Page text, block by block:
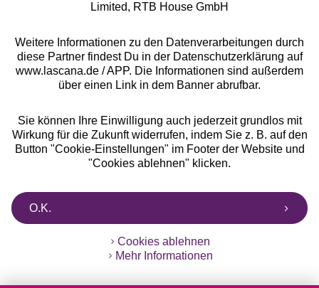
Limited, RTB House GmbH
Weitere Informationen zu den Datenverarbeitungen durch
diese Partner findest Du in der Datenschutzerklärung auf
www.lascana.de / APP. Die Informationen sind außerdem
über einen Link in dem Banner abrufbar.
Sie können Ihre Einwilligung auch jederzeit grundlos mit
Wirkung für die Zukunft widerrufen, indem Sie z. B. auf den
Button "Cookie-Einstellungen" im Footer der Website und
"Cookies ablehnen" klicken.
O.K.
Cookies ablehnen
Mehr Informationen